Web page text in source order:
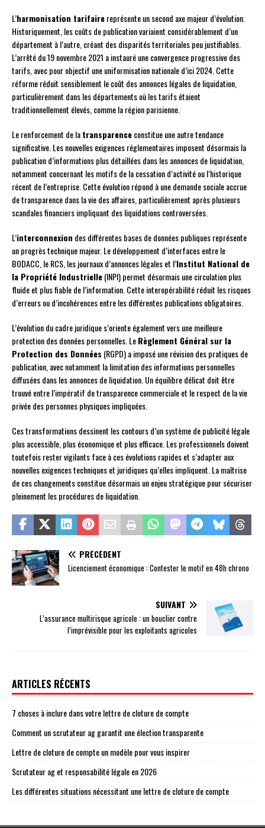
L’harmonisation tarifairereprésente un second axe majeur d’évolution.
Historiquement, les coûts de publication variaient considérablement d’un
département à l’autre, créant des disparités territoriales peu justifiables.
L’arrêté du 19 novembre 2021 a instauré une convergence progressive des
tarifs, avec pour objectif une uniformisation nationale d’ici 2024. Cette
réforme réduit sensiblement le coût des annonces légales de liquidation,
particulièrement dans les départements où les tarifs étaient
traditionnellement élevés, comme la région parisienne.
Le renforcement de latransparenceconstitue une autre tendance
significative. Les nouvelles exigences réglementaires imposent désormais la
publication d’informations plus détaillées dans les annonces de liquidation,
notamment concernant les motifs de la cessation d’activité ou l’historique
récent de l’entreprise. Cette évolution répond à une demande sociale accrue
de transparence dans la vie des affaires, particulièrement après plusieurs
scandales financiers impliquant des liquidations controversées.
L’interconnexion des différentes bases de données publiques représente
un progrès technique majeur. Le développement d’interfaces entre le
BODACC, le RCS, les journaux d’annonces légales et l’Institut National de
la Propriété Industrielle(INPI) permet désormais une circulation plus
fluide et plus fiable de l’information. Cette interopérabilité réduit les risques
d’erreurs ou d’incohérences entre les différentes publications obligatoires.
L’évolution du cadre juridique s’oriente également vers une meilleure
protection des données personnelles. LeRèglement Général sur la
Protection des Données (RGPD) a imposé une révision des pratiques de
publication, avec notamment la limitation des informations personnelles
diffusées dans les annonces de liquidation. Un équilibre délicat doit être
trouvé entre l’impératif de transparence commerciale et le respect de la vie
privée des personnes physiques impliquées.
Ces transformations dessinent les contours d’un système de publicité légale
plus accessible, plus économique et plus efficace. Les professionnels doivent
toutefois rester vigilants face à ces évolutions rapides et s’adapter aux
nouvelles exigences techniques et juridiques qu’elles impliquent. La maîtrise
de ces changements constitue désormais un enjeu stratégique pour sécuriser
pleinement les procédures de liquidation.
PRÉCÉDENT
Licenciement économique : Contester le motif en 48h chrono
SUIVANT
L’assurance multirisque agricole : un bouclier contre
l’imprévisible pour les exploitants agricoles
ARTICLES RÉCENTS
7 choses à inclure dans votre lettre de cloture de compte
Comment un scrutateur ag garantit une élection transparente
Lettre de cloture de compte un modèle pour vous inspirer
Scrutateur ag et responsabilité légale en 2026
Les différentes situations nécessitant une lettre de cloture de compte